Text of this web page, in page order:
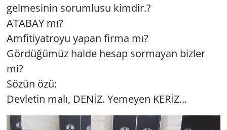
gelmesinin sorumlusu kimdir.?
ATABAY mı?
Amfitiyatroyu yapan firma mı?
Gördüğümüz halde hesap sormayan bizler
mi?
Sözün özü:
Devletin malı, DENİZ. Yemeyen KERİZ...